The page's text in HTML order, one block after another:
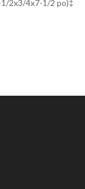
2x3/4x7-1/2 po)‡